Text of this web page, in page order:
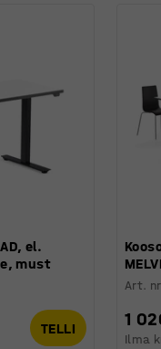
el.
must
TELLI
Art.
1
Ilma